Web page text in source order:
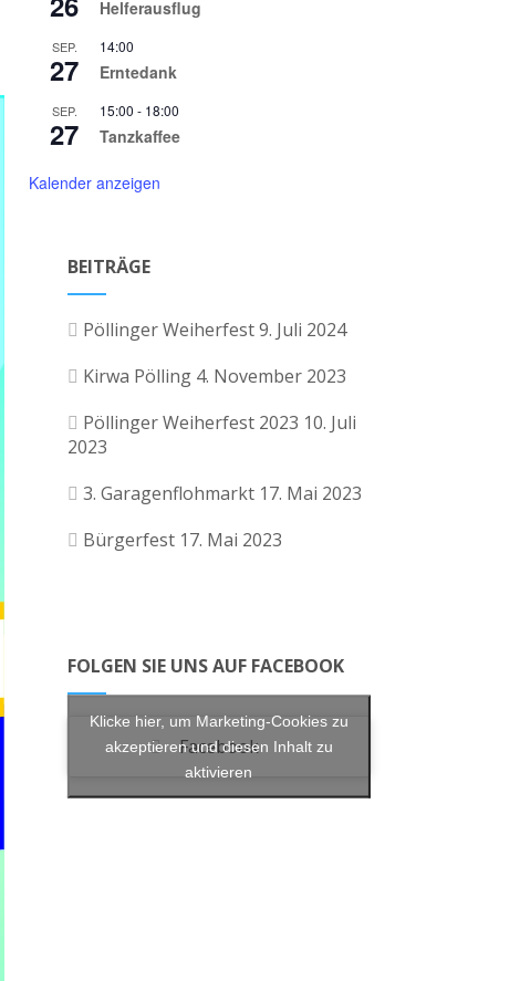
Helferausflug
SEP.
27
14:00
Erntedank
SEP.
27
15:00 - 18:00
Tanzkaffee
Kalender anzeigen
BEITRÄGE
Pöllinger Weiherfest9. Juli 2024
Kirwa Pölling 4. November 2023
Pöllinger Weiherfest 2023 10. Juli
2023
3. Garagenflohmarkt 17. Mai 2023
Bürgerfest 17. Mai 2023
FOLGEN SIE UNS AUF FACEBOOK
Facebook
Klicke hier, um Marketing-Cookies zu
akzeptieren und diesen Inhalt zu
aktivieren